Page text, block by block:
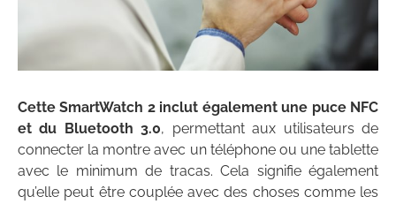
Cette SmartWatch 2 inclut également une puce NFC
et du Bluetooth 3.0, permettant aux utilisateurs de
connecter la montre avec un téléphone ou une tablette
avec le minimum de tracas. Cela signifie également
qu’elle peut être couplée avec des choses comme les